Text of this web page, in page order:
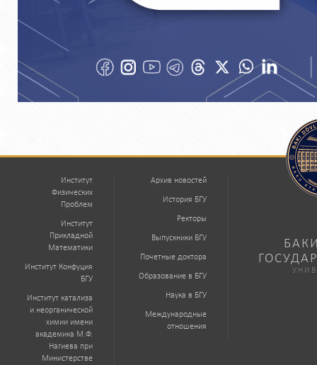
Институт
Физических
Проблем
Институт
Прикладной
Математики
Институт Конфуция
БГУ
Институт катализа
и неорганической
химии имени
академика М.Ф.
Нагиева при
Министерстве
Архив новостей
История БГУ
Ректоры
Выпускники БГУ
Почетные доктора
Образование в БГУ
Наука в БГУ
Международные
отношения